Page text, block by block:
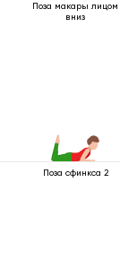
Поза макары лицом
вниз
Поза сфинкса 2